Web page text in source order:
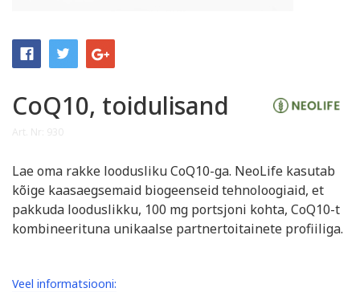
CoQ10, toidulisand
Lae oma rakke loodusliku CoQ10-ga. NeoLife kasutab
kõige kaasaegsemaid biogeenseid tehnoloogiaid, et
pakkuda looduslikku, 100 mg portsjoni kohta, CoQ10-t
kombineerituna unikaalse partnertoitainete profiiliga.
Veel informatsiooni: